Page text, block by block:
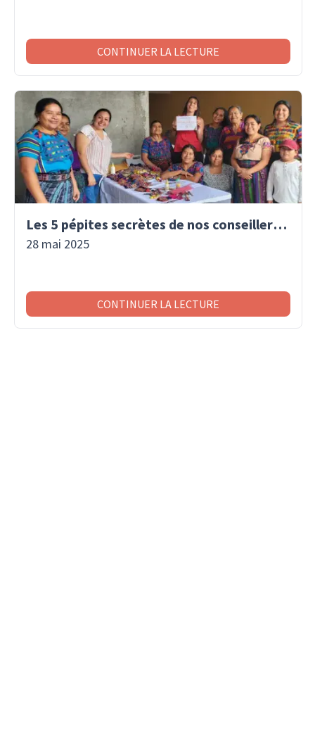
CONTINUER LA LECTURE
Les 5 pépites secrètes de nos conseillers voyage
28 mai 2025
CONTINUER LA LECTURE